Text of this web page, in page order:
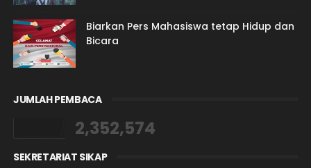
Biarkan Pers Mahasiswa tetap Hidup dan
Bicara
JUMLAH PEMBACA
2,352,574
SEKRETARIAT SIKAP